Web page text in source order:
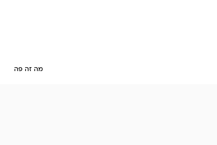
מה זה פה